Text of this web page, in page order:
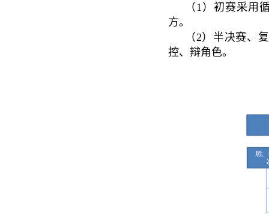
（1）初赛采用
方。
（2）半决赛、
控、辩角色。